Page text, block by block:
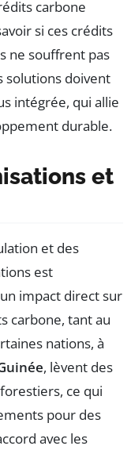
carbone
si ces crédits
ne souffrent pas
solutions doivent
intégrée, qui allie
durable.
et
et des
est
impact direct sur
carbone, tant au
nations, à
, lèvent des
ce qui
pour des
avec les